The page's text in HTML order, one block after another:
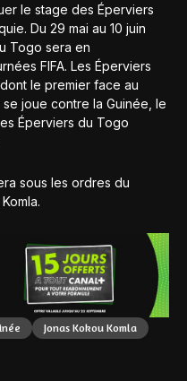
le stage des Éperviers
Du 29 mai au 10 juin
Togo sera en
FIFA. Les Éperviers
le premier face au
joue contre la Guinée, le
Éperviers du Togo
sous les ordres du
Jonas Kokou Komla